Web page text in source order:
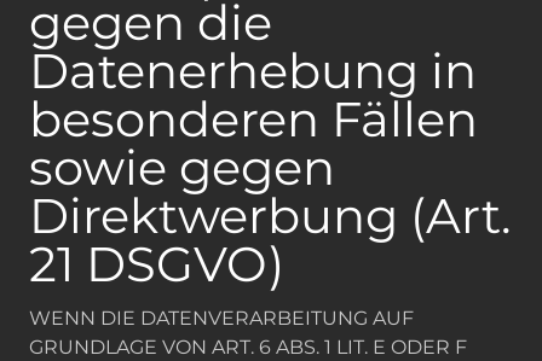
gegen die
Datenerhebung in
besonderen Fällen
sowie gegen
Direktwerbung (Art.
21 DSGVO)
WENN DIE DATENVERARBEITUNG AUF
GRUNDLAGE VON ART. 6 ABS. 1 LIT. E ODER F